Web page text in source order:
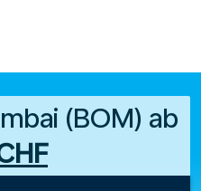
(BOM) ab